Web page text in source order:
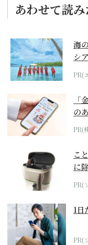
あわせて読
海
シ
ら
PR(
「
の
PR(
こ
に
位
PR(
1日
PR(